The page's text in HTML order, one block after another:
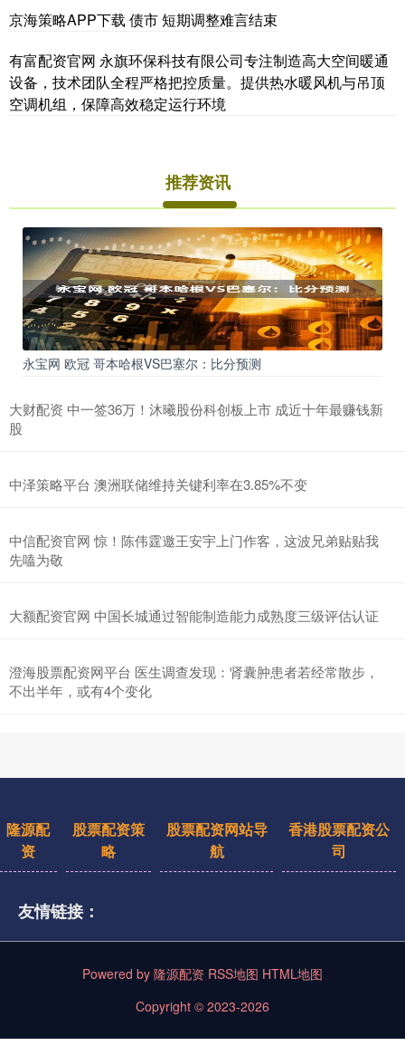
京海策略APP下载 债市 短期调整难言结束
有富配资官网 永旗环保科技有限公司专注制造高大空间暖通
设备，技术团队全程严格把控质量。提供热水暖风机与吊顶
空调机组，保障高效稳定运行环境
推荐资讯
永宝网 欧冠 哥本哈根VS巴塞尔：比分预测
大财配资 中一签36万！沐曦股份科创板上市 成近十年最赚钱新
股
中泽策略平台 澳洲联储维持关键利率在3.85%不变
中信配资官网 惊！陈伟霆邀王安宇上门作客，这波兄弟贴贴我
先嗑为敬
大额配资官网 中国长城通过智能制造能力成熟度三级评估认证
澄海股票配资网平台 医生调查发现：肾囊肿患者若经常散步，
不出半年，或有4个变化
隆源配
资
股票配资策
略
股票配资网站导
航
香港股票配资公
司
友情链接：
Powered by 隆源配资 RSS地图 HTML地图
Copyright © 2023-2026